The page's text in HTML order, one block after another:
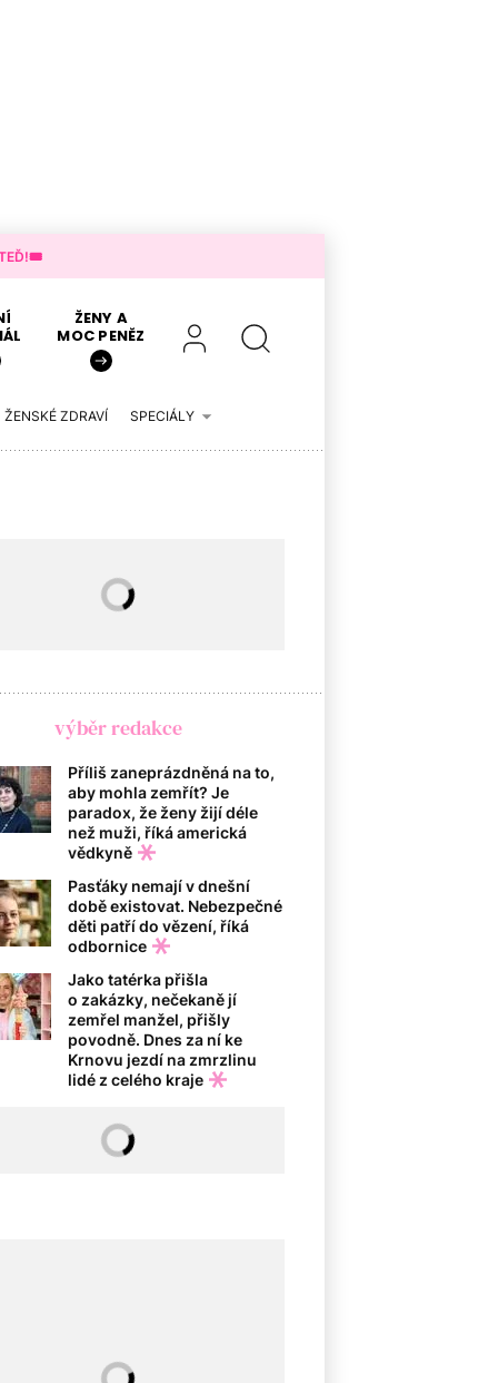
TEĎ!🎟️
ŽENY A
MOC PENĚZ
ŽENSKÉ ZDRAVÍ SPECIÁLY
výběr redakce
Příliš zaneprázdněná na to,
aby mohla zemřít? Je
paradox, že ženy žijí déle
než muži, říká americká
vědkyně
Pasťáky nemají v dnešní
době existovat. Nebezpečné
děti patří do vězení, říká
odbornice
Jako tatérka přišla
o zakázky, nečekaně jí
zemřel manžel, přišly
povodně. Dnes za ní ke
Krnovu jezdí na zmrzlinu
lidé z celého kraje